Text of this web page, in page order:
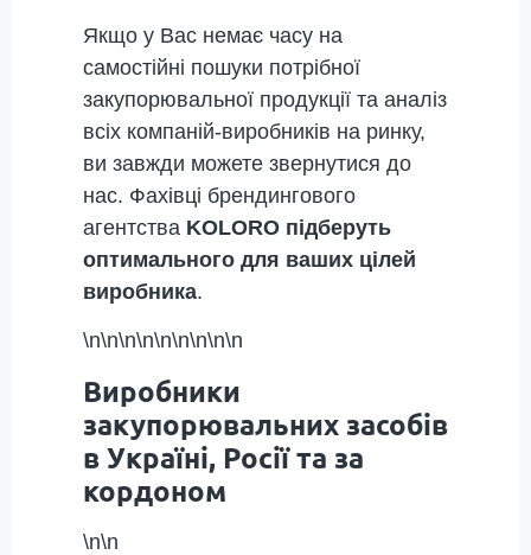
Якщо у Вас немає часу на
самостійні пошуки потрібної
закупорювальної продукції та аналіз
всіх компаній-виробників на ринку,
ви завжди можете звернутися до
нас. Фахівці брендингового
агентства KOLORO підберуть
оптимального для ваших цілей
виробника.
\n\n\n\n\n\n\n\n\n
Виробники
закупорювальних засобів
в Україні, Росії та за
кордоном
\n\n